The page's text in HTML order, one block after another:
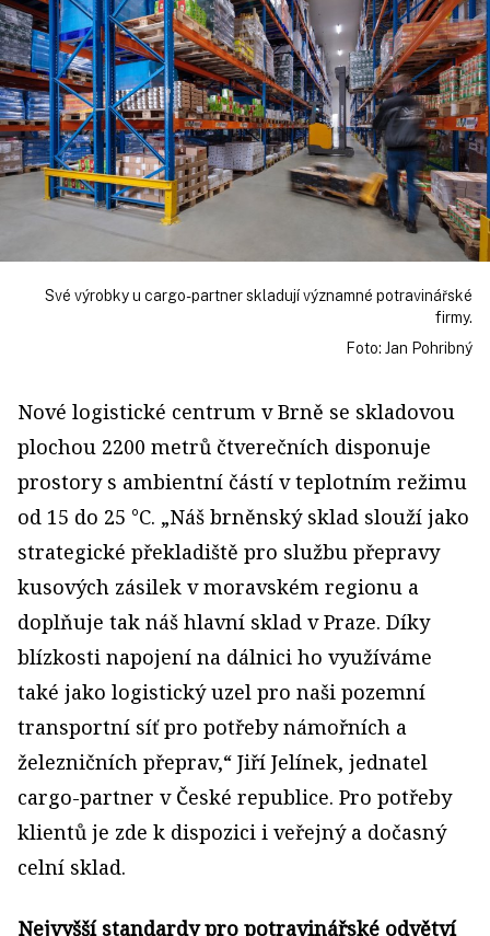
Své výrobky u cargo-partner skladují významné potravinářské
firmy.
Foto: Jan Pohribný
Nové logistické centrum v Brně se skladovou
plochou 2200 metrů čtverečních disponuje
prostory s ambientní částí v teplotním režimu
od 15 do 25 °C. „Náš brněnský sklad slouží jako
strategické překladiště pro službu přepravy
kusových zásilek v moravském regionu a
doplňuje tak náš hlavní sklad v Praze. Díky
blízkosti napojení na dálnici ho využíváme
také jako logistický uzel pro naši pozemní
transportní síť pro potřeby námořních a
železničních přeprav,“ Jiří Jelínek, jednatel
cargo-partner v České republice. Pro potřeby
klientů je zde k dispozici i veřejný a dočasný
celní sklad.
Nejvyšší standardy pro potravinářské odvětví